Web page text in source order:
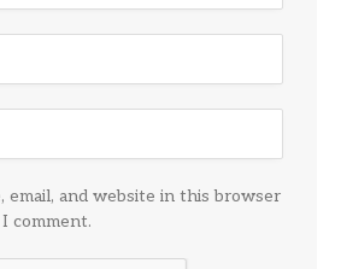
email, and website in this browser
comment.